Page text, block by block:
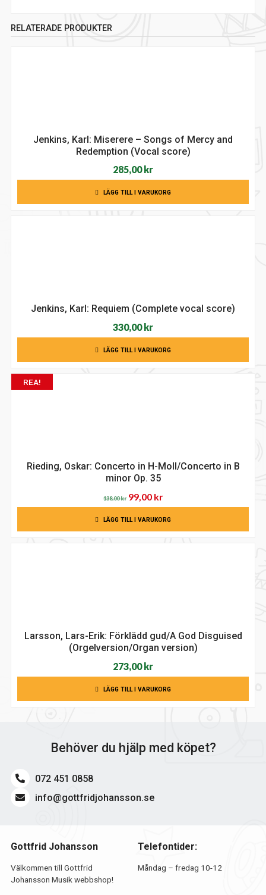
RELATERADE PRODUKTER
Jenkins, Karl: Miserere – Songs of Mercy and
Redemption (Vocal score)
285,00 kr
LÄGG TILL I VARUKORG
Jenkins, Karl: Requiem (Complete vocal score)
330,00 kr
LÄGG TILL I VARUKORG
REA!
Rieding, Oskar: Concerto in H-Moll/Concerto in B
minor Op. 35
138,00kr Det
ursprungliga
priset
99,00 krDet
nuvarande
priset
LÄGG TILL I VARUKORG
Larsson, Lars-Erik: Förklädd gud/A God Disguised
(Orgelversion/Organ version)
273,00kr
LÄGG TILL I VARUKORG
Behöver du hjälp med köpet?
072 451 0858
info@gottfridjohansson.se
Gottfrid Johansson
Välkommen till Gottfrid
Johansson Musik webbshop!
Telefontider:
Måndag – fredag 10-12